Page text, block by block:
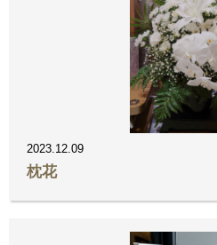
2023.12.09
枕花